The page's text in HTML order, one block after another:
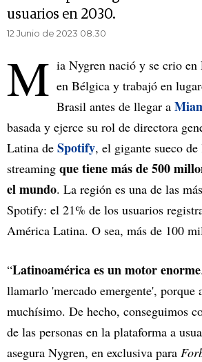
usuarios en 2030.
12 Junio de 2023 08.30
M ia Nygren nació y se crio
en Bélgica y trabajó en
Brasil antes de llegar a
basada y ejerce su rol de directora
Latina de Spotify, el gigante sueco
streaming que tiene más de 500
el mundo. La región es una de las
Spotify: el 21% de los usuarios
América Latina. O sea, más de 100
“Latinoamérica es un motor enorme
llamarlo 'mercado emergente', porque
muchísimo. De hecho, conseguimos
de las personas en la plataforma a
asegura Nygren, en exclusiva para